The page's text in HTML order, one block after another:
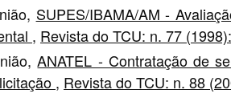
SUPES/IBAMA/AM -
, Revista do TCU: n. 77
ANATEL - Contratação de
, Revista do TCU: n. 88